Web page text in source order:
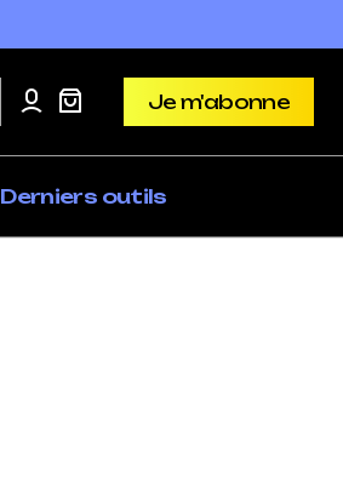
Je m'abonne
Derniers outils